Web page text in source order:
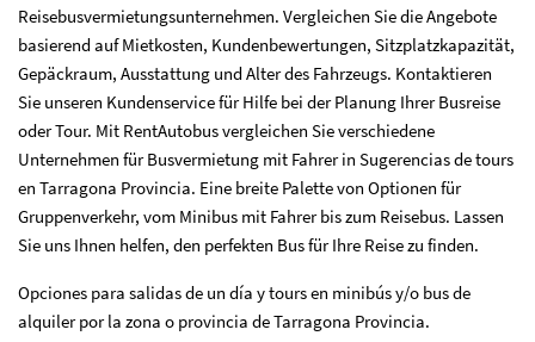
Reisebusvermietungsunternehmen. Vergleichen Sie die Angebote
basierend auf Mietkosten, Kundenbewertungen, Sitzplatzkapazität,
Gepäckraum, Ausstattung und Alter des Fahrzeugs. Kontaktieren
Sie unseren Kundenservice für Hilfe bei der Planung Ihrer Busreise
oder Tour. Mit RentAutobus vergleichen Sie verschiedene
Unternehmen für Busvermietung mit Fahrer in Sugerencias de tours
en Tarragona Provincia. Eine breite Palette von Optionen für
Gruppenverkehr, vom Minibus mit Fahrer bis zum Reisebus. Lassen
Sie uns Ihnen helfen, den perfekten Bus für Ihre Reise zu finden.
Opciones para salidas de un día y tours en minibús y/o bus de
alquiler por la zona o provincia de Tarragona Provincia.